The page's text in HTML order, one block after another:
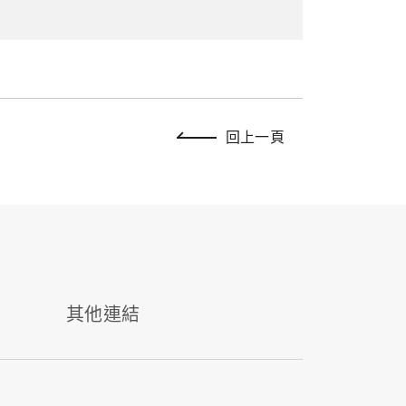
回上一頁
其他連結